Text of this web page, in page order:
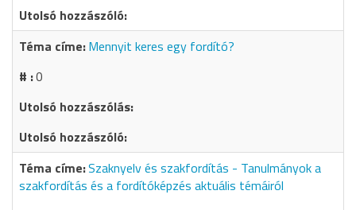
Mennyit keres egy fordító?
0
Szaknyelv és szakfordítás - Tanulmányok a
szakfordítás és a fordítóképzés aktuális témáiról